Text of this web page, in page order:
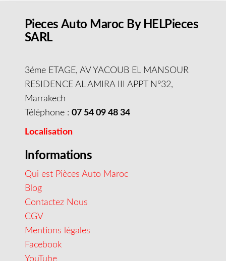
Pieces Auto Maroc By HELPieces
SARL
3éme ETAGE, AV YACOUB EL MANSOUR
RESIDENCE AL AMIRA III APPT N°32,
Marrakech
Téléphone : 07 54 09 48 34
Localisation
Informations
Qui est Pièces Auto Maroc
Blog
Contactez Nous
CGV
Mentions légales
Facebook
YouTube